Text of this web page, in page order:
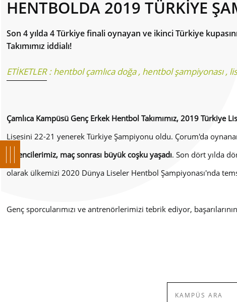
HENTBOLDA 2019 TÜRKİYE
Son 4 yılda 4 Türkiye finali oynayan ve ikinci Türkiye
Takımımız iddialı!
ETİKETLER :hentbol çamlıca doğa, hentbol şampiyonası,
Çamlıca Kampüsü Genç Erkek Hentbol Takımımız, 2019 Türkiye
Lisesini 22-21 yenerek Türkiye Şampiyonu oldu. Çorum'da
öğrencilerimiz, maç sonrası büyük coşku yaşadı. Son dört yılda
olarak ülkemizi 2020 Dünya Liseler Hentbol Şampiyonası'nda
Genç sporcularımızı ve antrenörlerimizi tebrik ediyor,